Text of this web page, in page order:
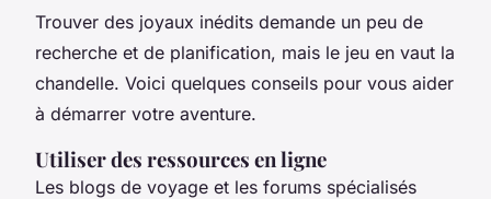
Trouver des joyaux inédits demande un peu de
recherche et de planification, mais le jeu en vaut la
chandelle. Voici quelques conseils pour vous aider
à démarrer votre aventure.
Utiliser des ressources en ligne
Les blogs de voyage et les forums spécialisés